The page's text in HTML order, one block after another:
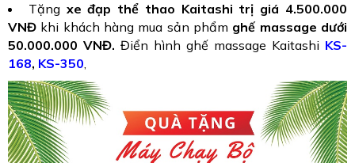
Tặng xe đạp thể thao Kaitashi trị giá 4.500.000
VNĐ khi khách hàng mua sản phẩm ghế massage dưới
50.000.000 VNĐ. Điển hình ghế massage Kaitashi KS-
168, KS-350,